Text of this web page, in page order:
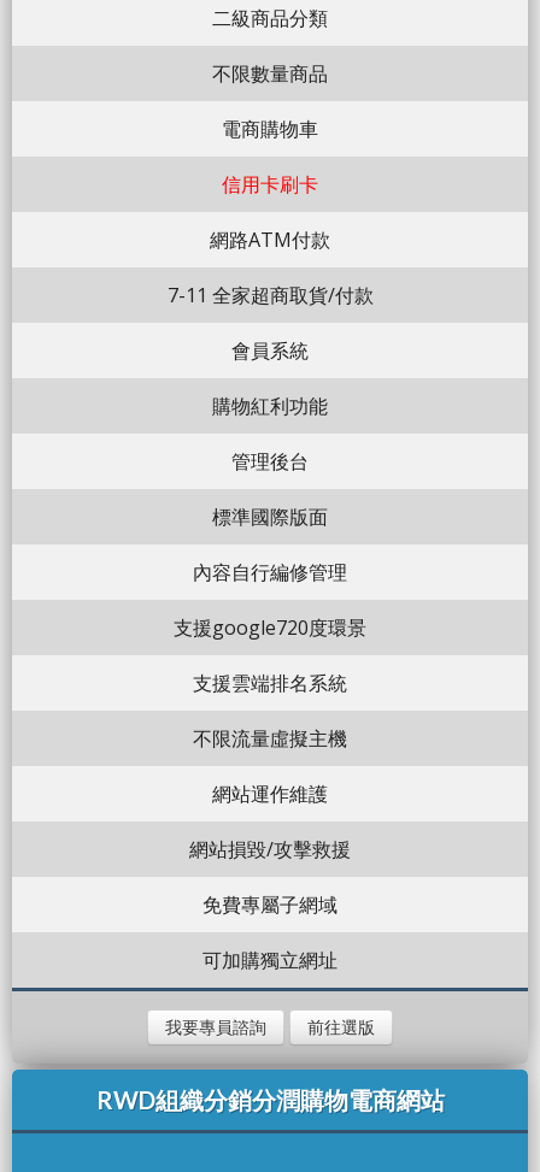
二級商品分類
不限數量商品
電商購物車
信用卡刷卡
網路ATM付款
7-11 全家超商取貨/付款
會員系統
購物紅利功能
管理後台
標準國際版面
內容自行編修管理
支援google720度環景
支援雲端排名系統
不限流量虛擬主機
網站運作維護
網站損毀/攻擊救援
免費專屬子網域
可加購獨立網址
我要專員諮詢 前往選版
RWD組織分銷分潤購物電商網站